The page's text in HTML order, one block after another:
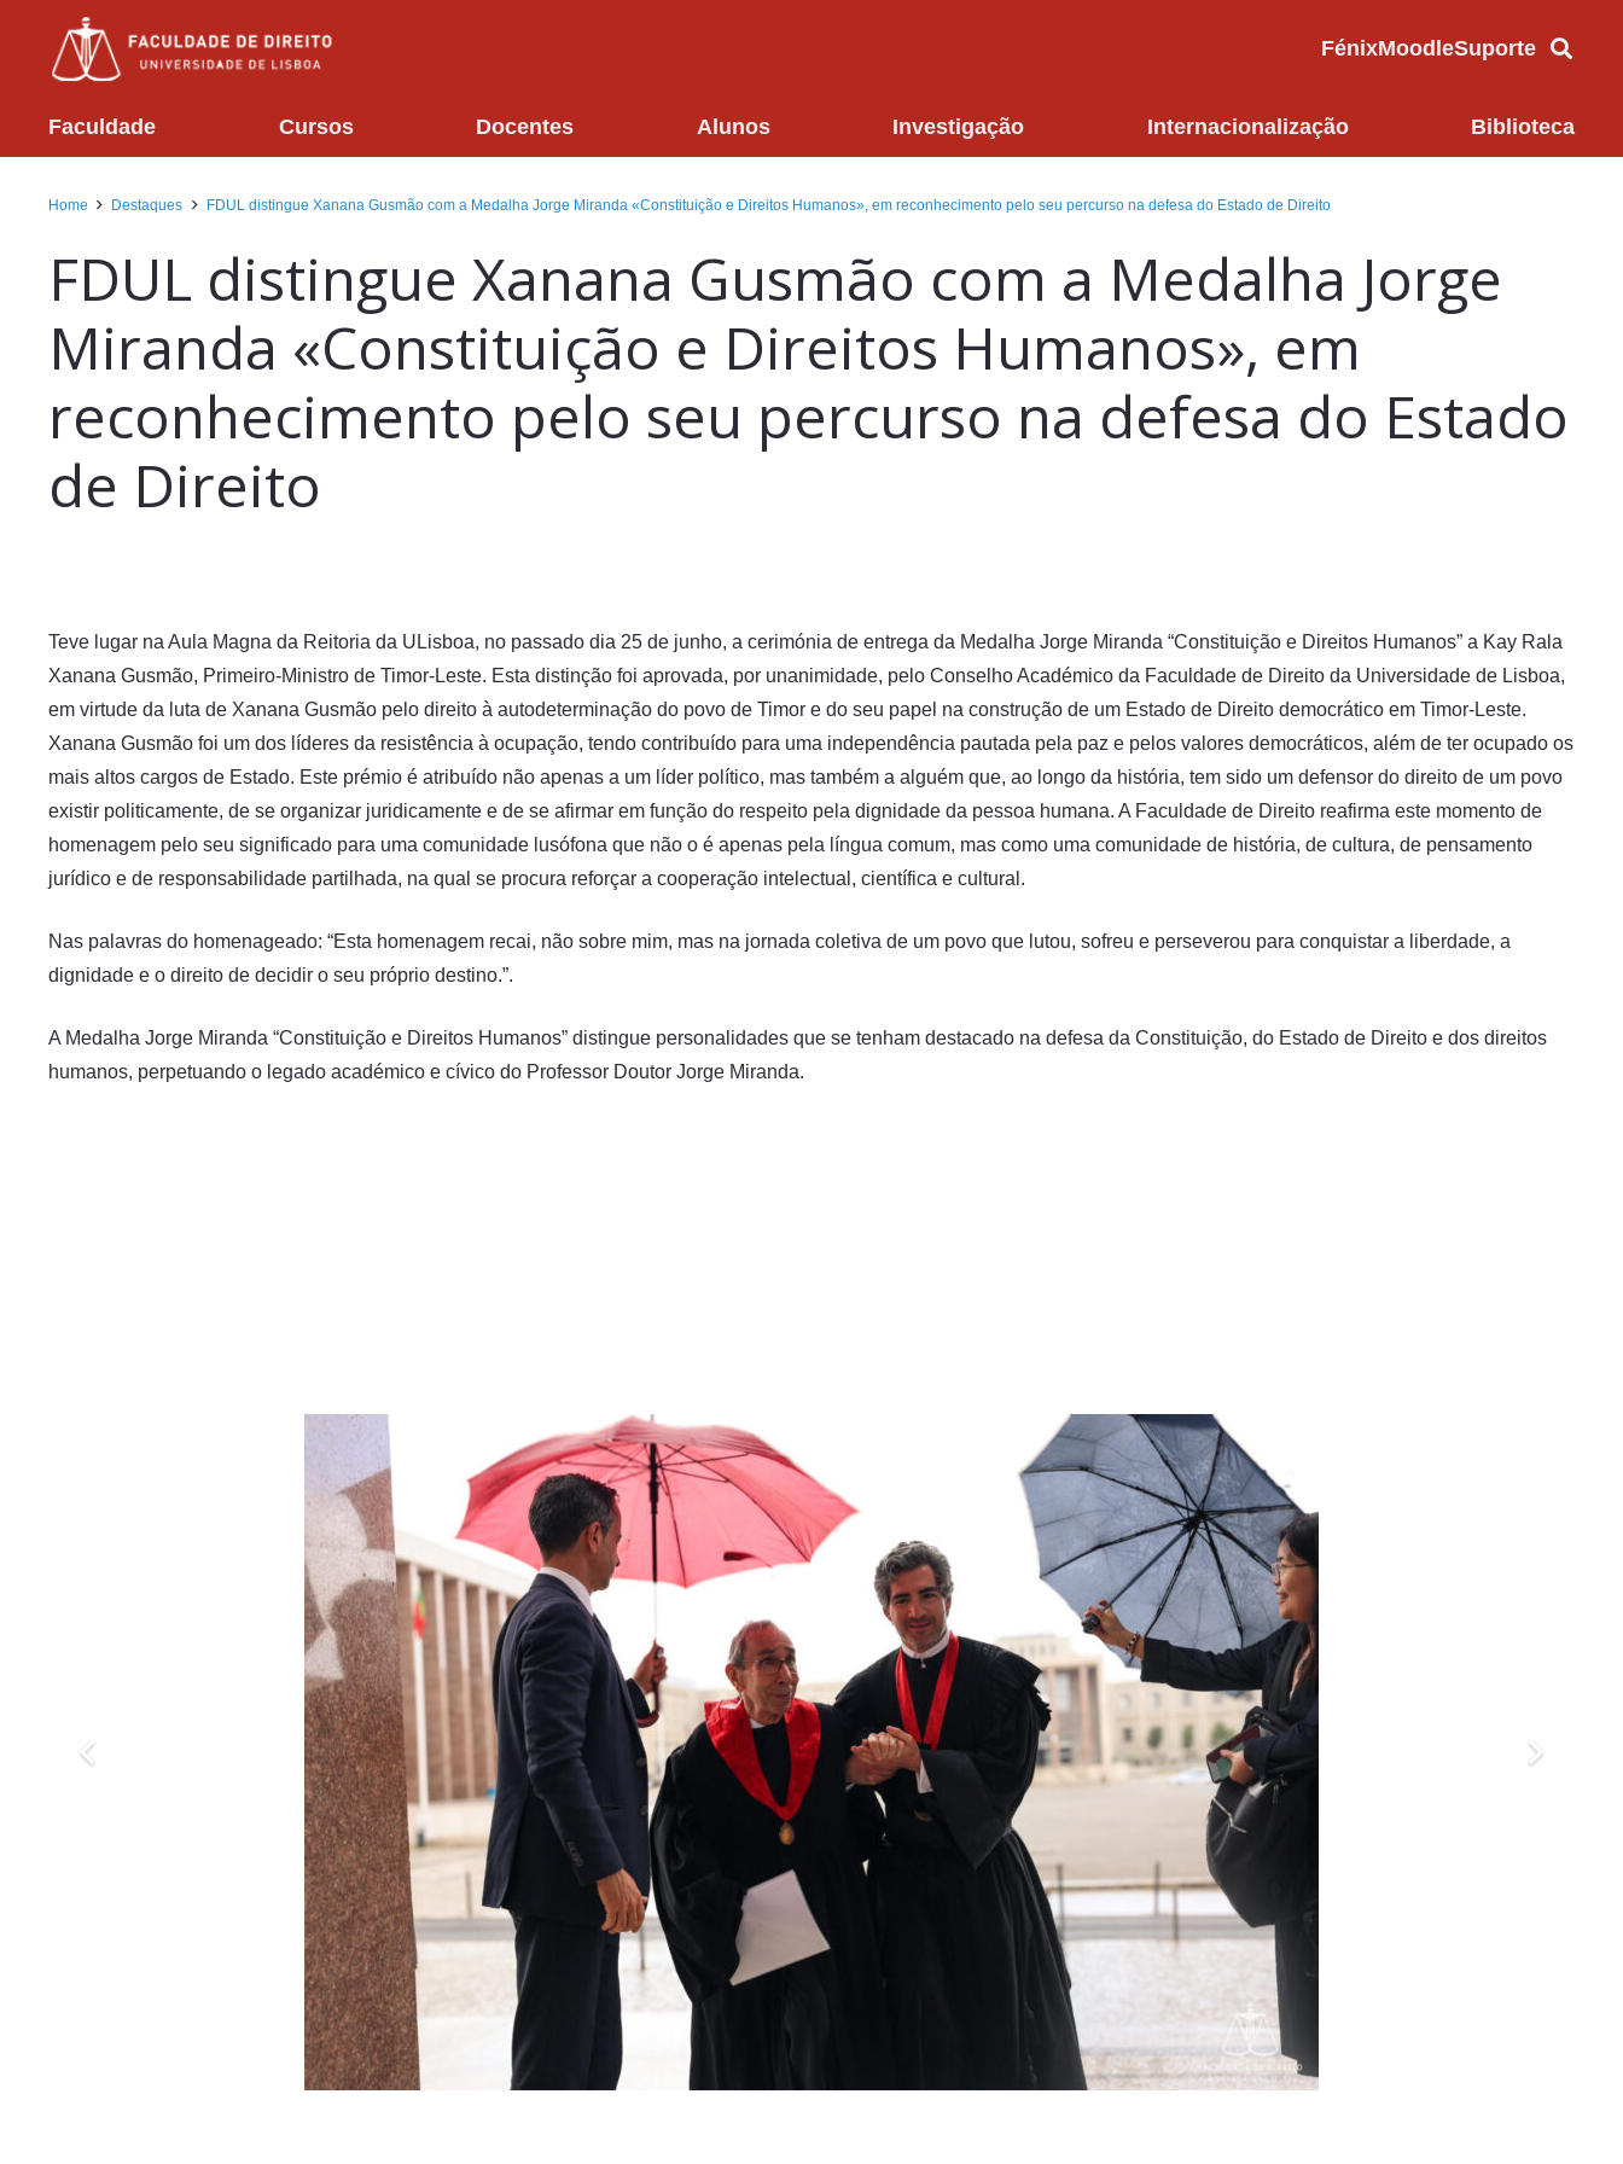
FénixMoodleSuporte
Faculdade Cursos Docentes Alunos Investigação Internacionalização Biblioteca
Home Destaques FDUL distingue Xanana Gusmão com a Medalha Jorge Miranda «Constituição e Direitos Humanos», em reconhecimento pelo seu percurso na defesa do Estado de Direito
FDUL distingue Xanana Gusmão com a Medalha Jorge
Miranda «Constituição e Direitos Humanos», em
reconhecimento pelo seu percurso na defesa do Estado
de Direito
Teve lugar na Aula Magna da Reitoria da ULisboa, no passado dia 25 de junho, a cerimónia de entrega da Medalha Jorge Miranda “Constituição e Direitos Humanos” a Kay Rala
Xanana Gusmão, Primeiro-Ministro de Timor-Leste. Esta distinção foi aprovada, por unanimidade, pelo Conselho Académico da Faculdade de Direito da Universidade de Lisboa,
em virtude da luta de Xanana Gusmão pelo direito à autodeterminação do povo de Timor e do seu papel na construção de um Estado de Direito democrático em Timor-Leste.
Xanana Gusmão foi um dos líderes da resistência à ocupação, tendo contribuído para uma independência pautada pela paz e pelos valores democráticos, além de ter ocupado os
mais altos cargos de Estado. Este prémio é atribuído não apenas a um líder político, mas também a alguém que, ao longo da história, tem sido um defensor do direito de um povo
existir politicamente, de se organizar juridicamente e de se afirmar em função do respeito pela dignidade da pessoa humana. A Faculdade de Direito reafirma este momento de
homenagem pelo seu significado para uma comunidade lusófona que não o é apenas pela língua comum, mas como uma comunidade de história, de cultura, de pensamento
jurídico e de responsabilidade partilhada, na qual se procura reforçar a cooperação intelectual, científica e cultural.
Nas palavras do homenageado: “Esta homenagem recai, não sobre mim, mas na jornada coletiva de um povo que lutou, sofreu e perseverou para conquistar a liberdade, a
dignidade e o direito de decidir o seu próprio destino.”.
A Medalha Jorge Miranda “Constituição e Direitos Humanos” distingue personalidades que se tenham destacado na defesa da Constituição, do Estado de Direito e dos direitos
humanos, perpetuando o legado académico e cívico do Professor Doutor Jorge Miranda.